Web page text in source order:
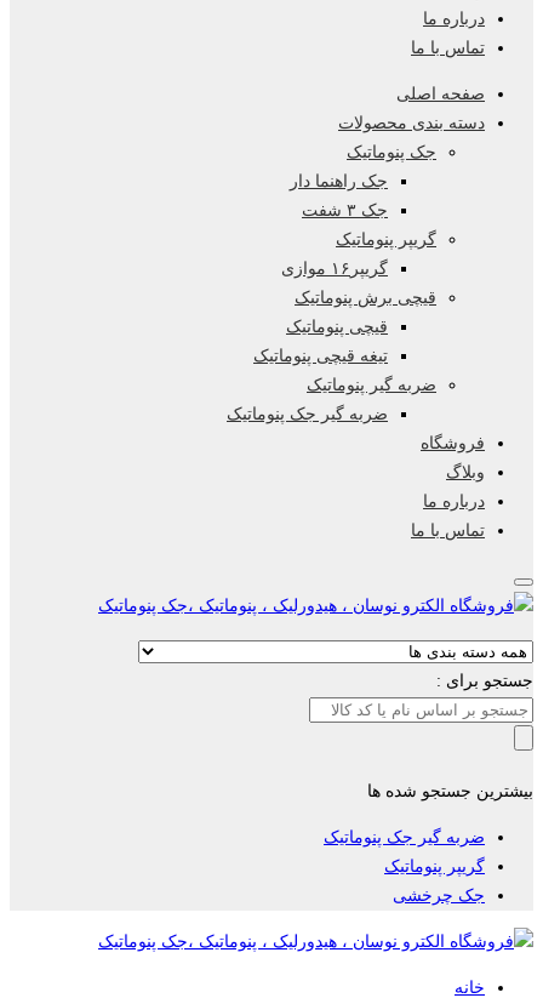
درباره ما
تماس با ما
صفحه اصلی
دسته بندی محصولات
جک پنوماتیک
جک راهنما دار
جک ۳ شفت
گریپر پنوماتیک
گریپر۱۶ موازی
قیچی برش پنوماتیک
قیچی پنوماتیک
تیغه قیچی پنوماتیک
ضربه گیر پنوماتیک
ضربه گیر جک پنوماتیک
فروشگاه
وبلاگ
درباره ما
تماس با ما
جستجو برای :
بیشترین جستجو شده ها
ضربه گیر جک پنوماتیک
گریپر پنوماتیک
جک چرخشی
خانه